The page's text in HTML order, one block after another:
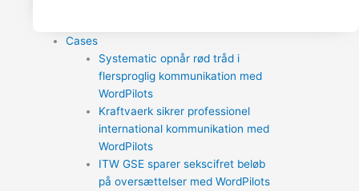
Cases
Systematic opnår rød tråd i
flersproglig kommunikation med
WordPilots
Kraftvaerk sikrer professionel
international kommunikation med
WordPilots
ITW GSE sparer sekscifret beløb
på oversættelser med WordPilots